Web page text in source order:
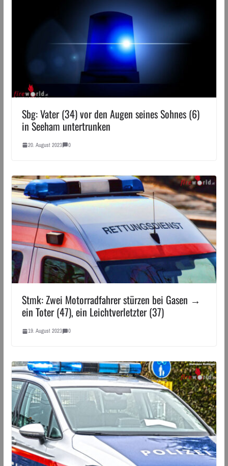
Sbg: Vater (34) vor den Augen seines Sohnes (6)
in Seeham untertrunken
20. August 2023 0
Stmk: Zwei Motorradfahrer stürzen bei Gasen →
ein Toter (47), ein Leichtverletzter (37)
19. August 2023 0